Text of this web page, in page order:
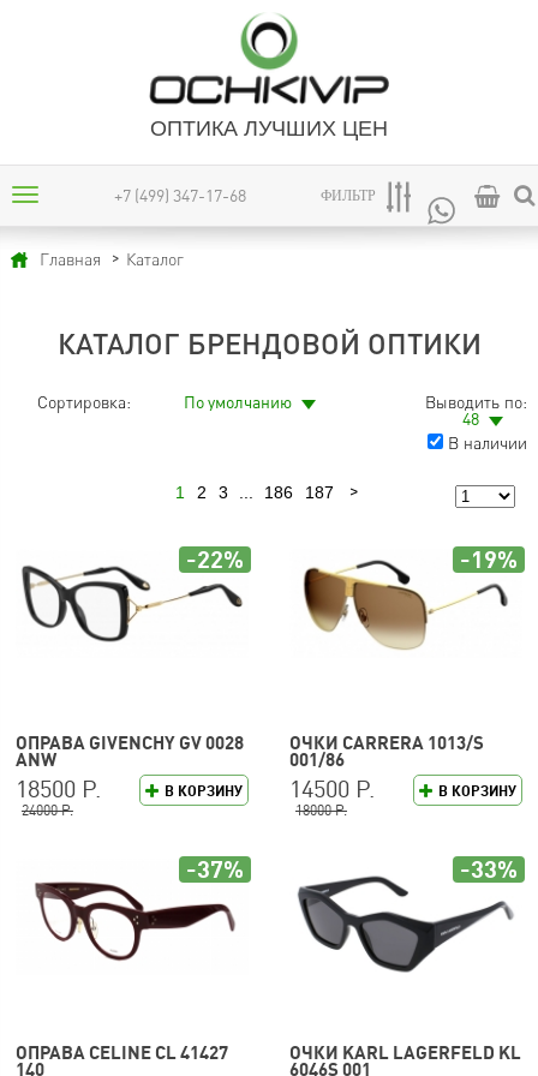
ОПТИКА ЛУЧШИХ ЦЕН
+7 (499) 347-17-68 ФИЛЬТР
Главная Каталог
КАТАЛОГ БРЕНДОВОЙ ОПТИКИ
Сортировка: По умолчанию
Выводить по:
48
В наличии
1 2 3 186 187
ОПРАВА GIVENCHY GV 0028
ANW
В КОРЗИНУ
18500 Р.
24000 Р.
-22%
ОЧКИ CARRERA 1013/S
001/86
В КОРЗИНУ
14500 Р.
18000 Р.
-19%
ОПРАВА CELINE CL 41427
140
-37%
ОЧКИ KARL LAGERFELD KL
6046S 001
-33%